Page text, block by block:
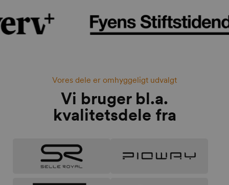
Vores dele er omhyggeligt udvalgt
Vi bruger bl.a.
kvalitetsdele fra